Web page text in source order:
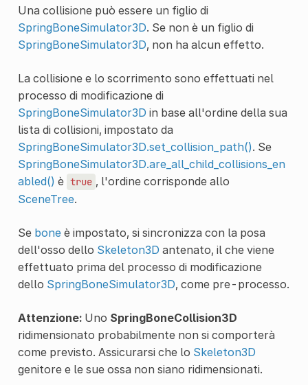
Una collisione può essere un figlio di
SpringBoneSimulator3D. Se non è un figlio di
SpringBoneSimulator3D, non ha alcun effetto.
La collisione e lo scorrimento sono effettuati nel
processo di modificazione di
SpringBoneSimulator3D in base all'ordine della sua
lista di collisioni, impostato da
SpringBoneSimulator3D.set_collision_path(). Se
SpringBoneSimulator3D.are_all_child_collisions_en
abled() è true , l'ordine corrisponde allo
SceneTree.
Se boneè impostato, si sincronizza con la posa
dell'osso dello Skeleton3D antenato, il che viene
effettuato prima del processo di modificazione
dello SpringBoneSimulator3D, come pre-processo.
Attenzione:Uno SpringBoneCollision3D
ridimensionato probabilmente non si comporterà
come previsto. Assicurarsi che lo Skeleton3D
genitore e le sue ossa non siano ridimensionati.